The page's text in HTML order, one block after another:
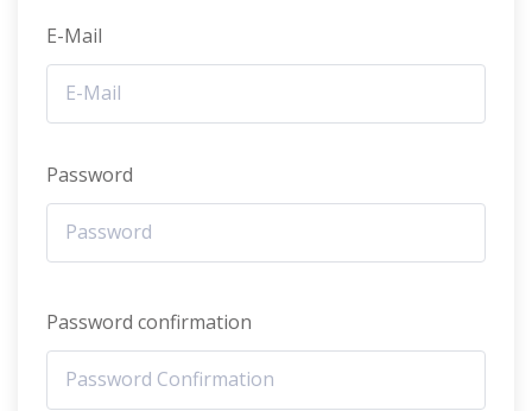
E-Mail
Password
Password confirmation